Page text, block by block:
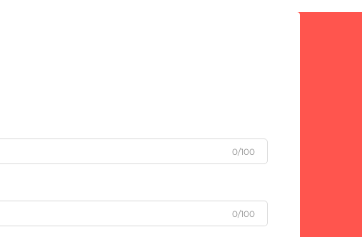
0/100
0/100